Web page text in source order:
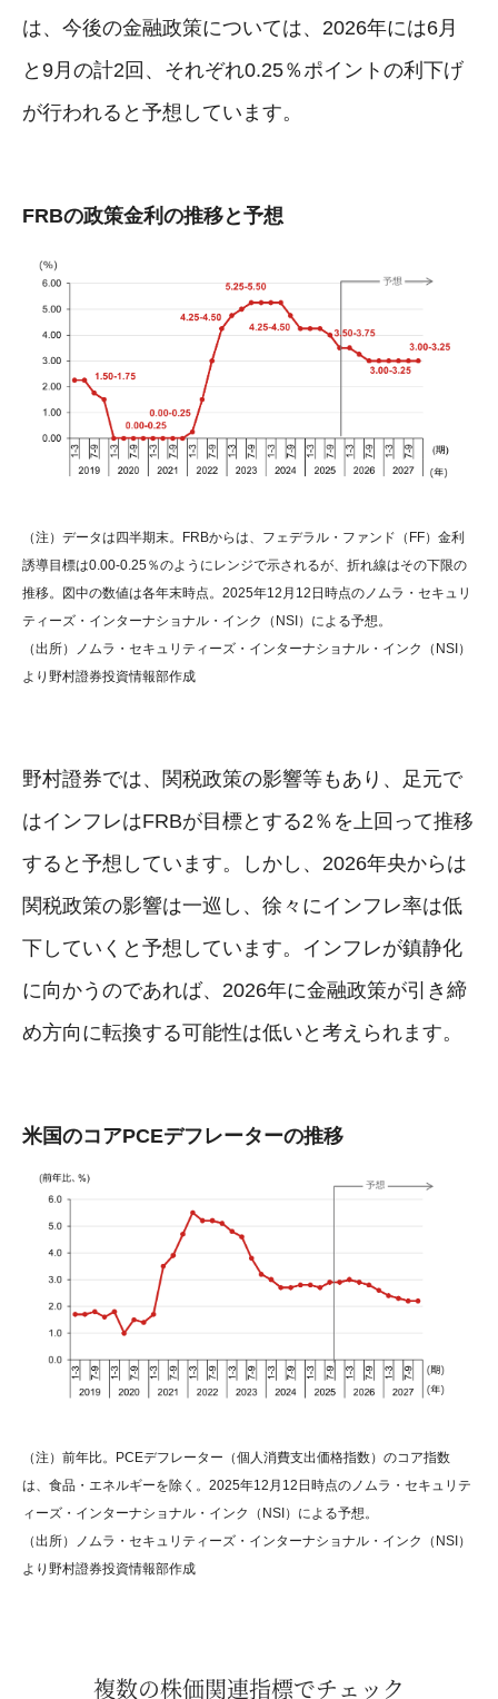
は、今後の金融政策については、2026年には6月
と9月の計2回、それぞれ0.25％ポイントの利下げ
が行われると予想しています。
FRBの政策金利の推移と予想
（注）データは四半期末。FRBからは、フェデラル・ファンド（FF）金利
誘導目標は0.00-0.25％のようにレンジで示されるが、折れ線はその下限の
推移。図中の数値は各年末時点。2025年12月12日時点のノムラ・セキュリ
ティーズ・インターナショナル・インク（NSI）による予想。
（出所）ノムラ・セキュリティーズ・インターナショナル・インク（NSI）
より野村證券投資情報部作成
野村證券では、関税政策の影響等もあり、足元で
はインフレはFRBが目標とする2％を上回って推移
すると予想しています。しかし、2026年央からは
関税政策の影響は一巡し、徐々にインフレ率は低
下していくと予想しています。インフレが鎮静化
に向かうのであれば、2026年に金融政策が引き締
め方向に転換する可能性は低いと考えられます。
米国のコアPCEデフレーターの推移
（注）前年比。PCEデフレーター（個人消費支出価格指数）のコア指数
は、食品・エネルギーを除く。2025年12月12日時点のノムラ・セキュリテ
ィーズ・インターナショナル・インク（NSI）による予想。
（出所）ノムラ・セキュリティーズ・インターナショナル・インク（NSI）
より野村證券投資情報部作成
複数の株価関連指標でチェック